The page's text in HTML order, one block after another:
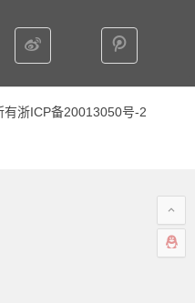
有浙ICP备20013050号-2